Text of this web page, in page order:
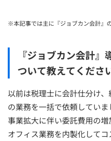
※本記事では主に『ジョブカン会計』
『ジョブカン会計
ついて教えてくださ
以前は税理士に会計仕分け
の業務を一括で依頼していま
事業拡大に伴い委託費用の
オフィス業務を内製化して